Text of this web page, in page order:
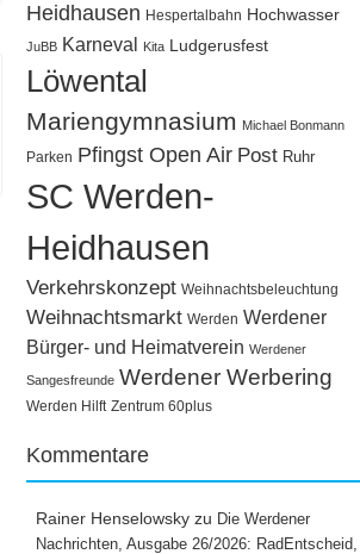
Heidhausen Hespertalbahn Hochwasser
JuBB Karneval Kita Ludgerusfest
Löwental
Mariengymnasium Michael Bonmann
Parken Pfingst Open Air Post Ruhr
SC Werden-
Heidhausen
Verkehrskonzept Weihnachtsbeleuchtung
Weihnachtsmarkt Werden Werdener
Bürger- und Heimatverein Werdener
Sangesfreunde Werdener Werbering
Werden Hilft Zentrum 60plus
Kommentare
Rainer Henselowsky zu Die Werdener
Nachrichten, Ausgabe 26/2026: RadEntscheid,